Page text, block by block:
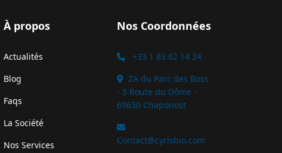
À propos
Actualités
Blog
Faqs
La Société
Nos Services
Nos Coordonnées
+33 1 83 62 14 24
ZA du Parc des Boss
- 5 Route du Dôme -
69630 Chaponost
Contact@cyrisbio.com